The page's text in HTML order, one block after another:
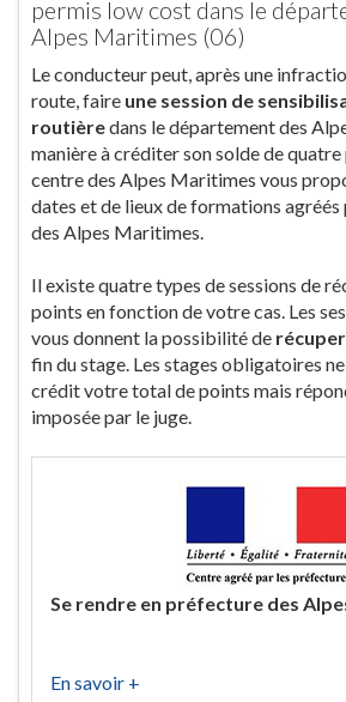
permis low cost dans le
Alpes Maritimes (06)
Le conducteur peut, après une
route, faire une session de
routièredans le département des
manière à créditer son solde de
centre des Alpes Maritimes vous
dates et de lieux de formations
des Alpes Maritimes.
Il existe quatre types de sessions de
points en fonction de votre cas. Les
vous donnent la possibilité de
fin du stage. Les stages obligatoires
crédit votre total de points mais
imposée par le juge.
Se rendre en préfecture des
En savoir +